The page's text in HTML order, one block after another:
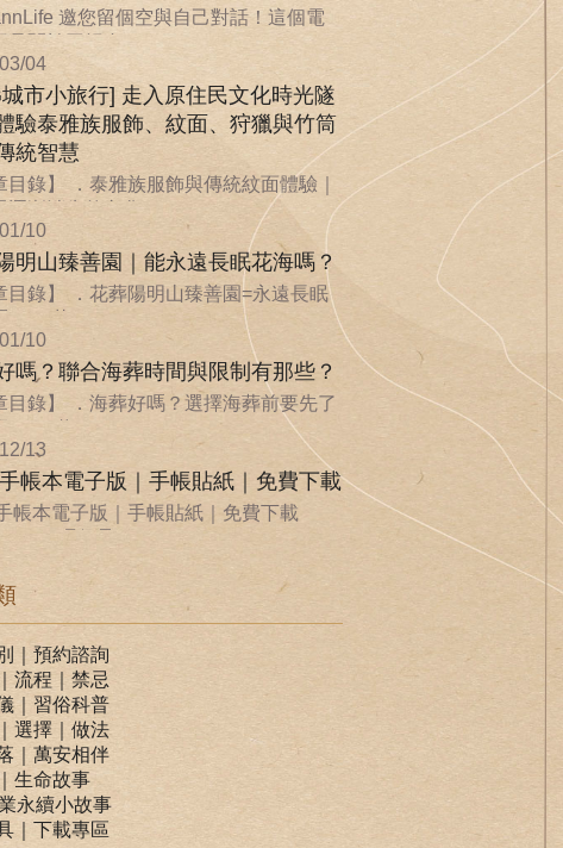
邀您留個空與自己對話！這個電
是關於回歸自...
04
市小旅行] 走入原住民文化時光隧
驗泰雅族服飾、紋面、狩獵與竹筒
統智慧
目錄】 ．泰雅族服飾與傳統紋面體驗｜
逐漸消失的文化...
10
明山臻善園｜能永遠長眠花海嗎？
目錄】 ．花葬陽明山臻善園=永遠長眠
10
嗎？聯合海葬時間與限制有那些？
目錄】 ．海葬好嗎？選擇海葬前要先了
13
帳本電子版｜手帳貼紙｜免費下載
帳本電子版｜手帳貼紙｜免費下載
環保承...
｜預約諮詢
流程｜禁忌
｜習俗科普
選擇｜做法
｜萬安相伴
生命故事
永續小故事
｜下載專區